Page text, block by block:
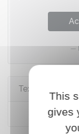
Textes de
Code du
This
gives